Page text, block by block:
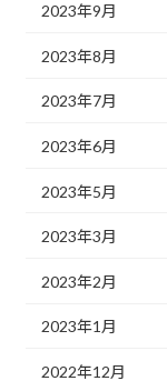
2023年9月
2023年8月
2023年7月
2023年6月
2023年5月
2023年3月
2023年2月
2023年1月
2022年12月